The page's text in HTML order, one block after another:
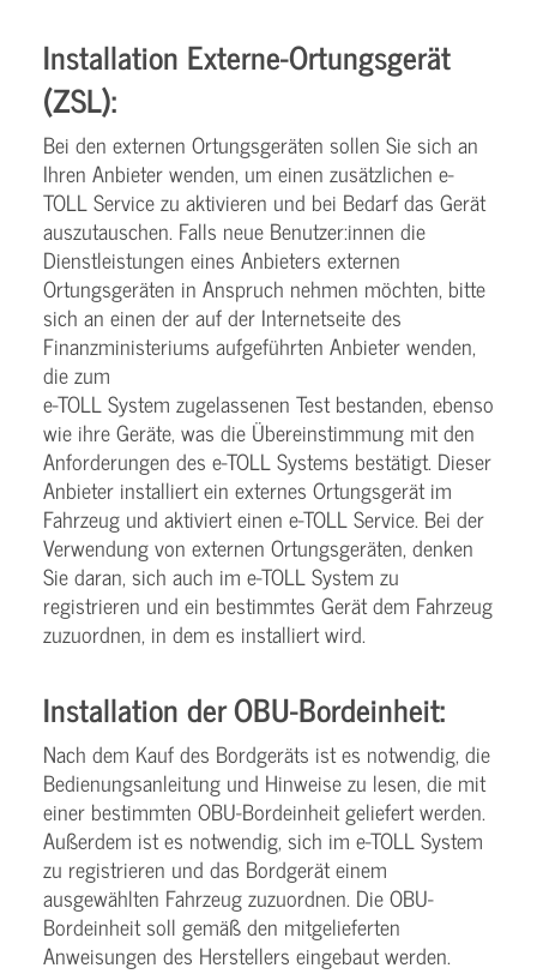
Installation Externe-Ortungsgerät
(ZSL):
Bei den externen Ortungsgeräten sollen Sie sich an
Ihren Anbieter wenden, um einen zusätzlichen e-
TOLL Service zu aktivieren und bei Bedarf das Gerät
auszutauschen. Falls neue Benutzer:innen die
Dienstleistungen eines Anbieters externen
Ortungsgeräten in Anspruch nehmen möchten, bitte
sich an einen der auf der Internetseite des
Finanzministeriums aufgeführten Anbieter wenden,
die zum
e-TOLL System zugelassenen Test bestanden, ebenso
wie ihre Geräte, was die Übereinstimmung mit den
Anforderungen des e-TOLL Systems bestätigt. Dieser
Anbieter installiert ein externes Ortungsgerät im
Fahrzeug und aktiviert einen e-TOLL Service. Bei der
Verwendung von externen Ortungsgeräten, denken
Sie daran, sich auch im e-TOLL System zu
registrieren und ein bestimmtes Gerät dem Fahrzeug
zuzuordnen, in dem es installiert wird.
Installation der OBU-Bordeinheit:
Nach dem Kauf des Bordgeräts ist es notwendig, die
Bedienungsanleitung und Hinweise zu lesen, die mit
einer bestimmten OBU-Bordeinheit geliefert werden.
Außerdem ist es notwendig, sich im e-TOLL System
zu registrieren und das Bordgerät einem
ausgewählten Fahrzeug zuzuordnen. Die OBU-
Bordeinheit soll gemäß den mitgelieferten
Anweisungen des Herstellers eingebaut werden.